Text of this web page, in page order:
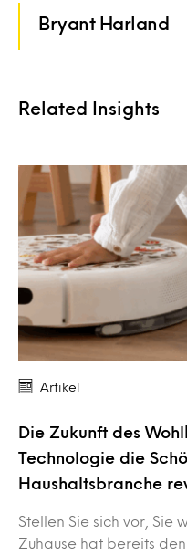
Bryant Harland
Related Insights
Artikel
Die Zukunft des
Technologie die
Haushaltsbranche
Stellen Sie sich vor, Sie
Zuhause hat bereits